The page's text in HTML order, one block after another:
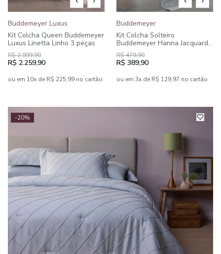
Buddemeyer Luxus
Kit Colcha Queen Buddemeyer
Luxus Linetta Linho 3 peças
R$ 2.999,90
R$ 2.259,90
ou em 10x de R$ 225,99 no cartão
Buddemeyer
Kit Colcha Solteiro
Buddemeyer Hanna Jacquard
2 peças
R$ 479,90
R$ 389,90
ou em 3x de R$ 129,97 no cartão
-20%